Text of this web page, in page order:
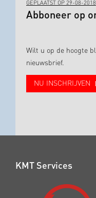
GEPLAATST OP 29-08-2018
Abboneer op
Wilt u op de hoogte
nieuwsbrief.
NU INSCHRIJVEN
KMT Services